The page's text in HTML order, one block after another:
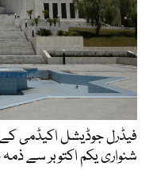
فیڈرل جوڈیشل اکیڈمی کے
شنواری یکم اکتوبر سے